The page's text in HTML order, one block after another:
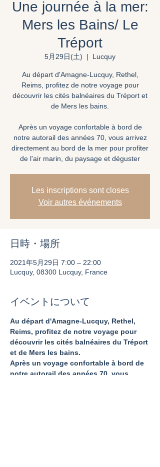
Une journée à la mer:
Mers les Bains/ Le
Tréport
5月29日(土)
  |
Lucquy
Au départ d'Amagne-Lucquy, Rethel,
Reims, profitez de notre voyage pour
découvrir les cités balnéaires du Tréport et
de Mers les bains.
Après un voyage confortable à bord de
notre autorail des années 70, vous arrivez
directement au bord de la mer pour profiter
de l'air marin, du paysage et déguster
Les inscriptions sont closes
Voir autres événements
日時・場所
2021年5月29日 7:00 – 22:00
Lucquy, 08300 Lucquy, France
イベントについて
Au départ d'Amagne-Lucquy, Rethel,
Reims, profitez de notre voyage pour
découvrir les cités balnéaires du Tréport
et de Mers les bains.
Après un voyage confortable à bord de
notre autorail des années 70, vous